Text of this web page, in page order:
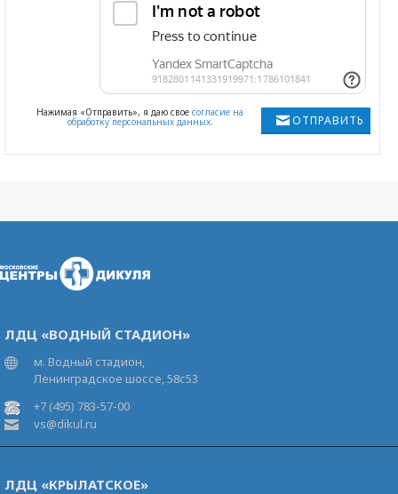
ОТПРАВИТЬ
Нажимая «Отправить», я даю свое согласие на
обработку персональных данных.
ЛДЦ «ВОДНЫЙ СТАДИОН»
м. Водный стадион,
Ленинградское шоссе, 58с53
+7 (495) 783-57-00
vs@dikul.ru
ЛДЦ «КРЫЛАТСКОЕ»